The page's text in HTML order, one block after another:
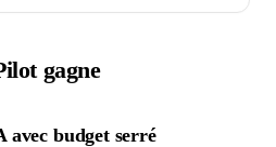
gagne
avec budget serré